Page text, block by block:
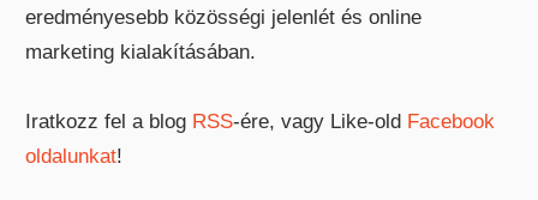
eredményesebb közösségi jelenlét és online
marketing kialakításában.
Iratkozz fel a blog RSS-ére, vagy Like-old Facebook
oldalunkat!